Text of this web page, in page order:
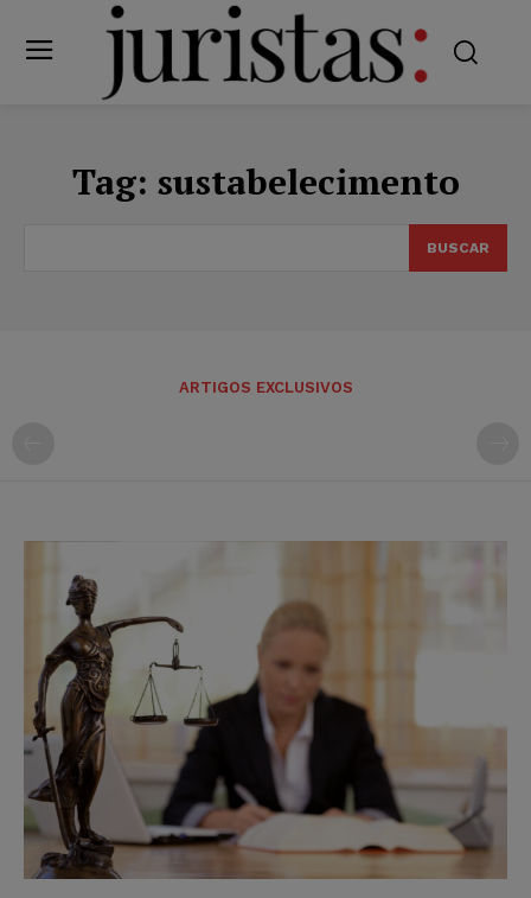
Tag: sustabelecimento
BUSCAR
ARTIGOS EXCLUSIVOS